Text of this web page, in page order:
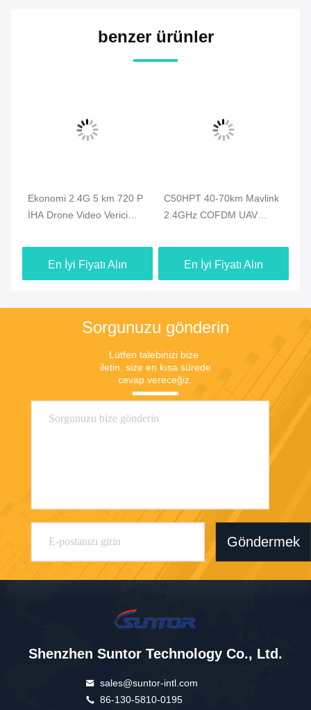
benzer ürünler
Ekonomi 2.4G 5 km 720 P
İHA Drone Video Verici
Veri Bağlantısı
En İyi Fiyatı Alın
C50HPT 40-70km Mavlink
2.4GHz COFDM UAV
uzun menzilli UP/Downlink
En İyi Fiyatı Alın
Sorgunuzu gönderin
Lütfen talebinizi bize
iletin, size en kısa sürede
cevap vereceğiz.
Göndermek
Shenzhen Suntor Technology Co., Ltd.
sales@suntor-intl.com
86-130-5810-0195